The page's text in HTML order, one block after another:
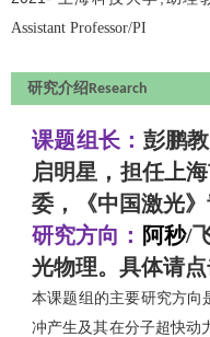
Assistant Professor/PI
研究介绍Research
课题组长： 彭鹏
启明星，担任上
委，《中国激光
研究方向： 阿秒/
光物理。具体请
本课题组的主要研究方向
冲产生及其在分子超快动